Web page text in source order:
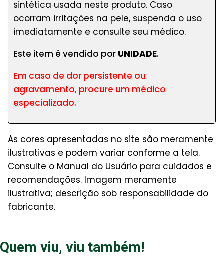
sintética usada neste produto. Caso
ocorram irritações na pele, suspenda o uso
imediatamente e consulte seu médico.
Este item é vendido por UNIDADE.
Em caso de dor persistente ou
agravamento, procure um médico
especializado.
As cores apresentadas no site são meramente
ilustrativas e podem variar conforme a tela.
Consulte o Manual do Usuário para cuidados e
recomendações. Imagem meramente
ilustrativa; descrição sob responsabilidade do
fabricante.
Quem viu, viu também!